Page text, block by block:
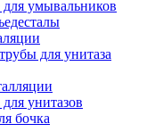
умывальников
для унитаза
унитазов
бочка